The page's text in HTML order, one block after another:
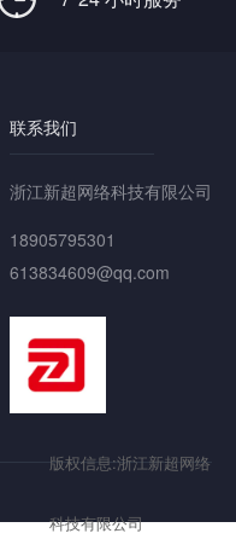
联系我们
浙江新超网络科技有限公司
18905795301
613834609@qq.com
版权信息:浙江新超网络
科技有限公司